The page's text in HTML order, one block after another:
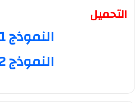
التحميل
النموذج 1
النموذج 2